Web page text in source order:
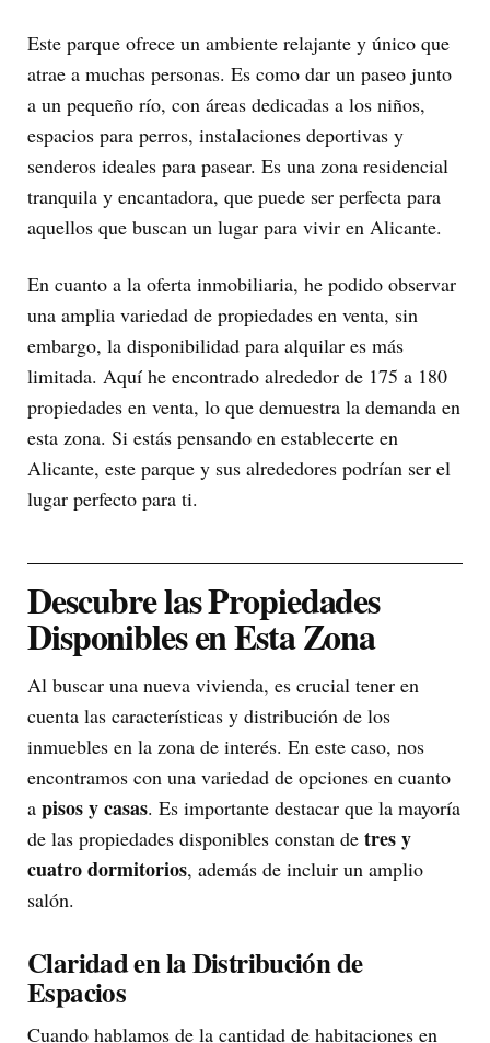
Este parque ofrece un ambiente relajante y único que
atrae a muchas personas. Es como dar un paseo junto
a un pequeño río, con áreas dedicadas a los niños,
espacios para perros, instalaciones deportivas y
senderos ideales para pasear. Es una zona residencial
tranquila y encantadora, que puede ser perfecta para
aquellos que buscan un lugar para vivir en Alicante.
En cuanto a la oferta inmobiliaria, he podido observar
una amplia variedad de propiedades en venta, sin
embargo, la disponibilidad para alquilar es más
limitada. Aquí he encontrado alrededor de 175 a 180
propiedades en venta, lo que demuestra la demanda en
esta zona. Si estás pensando en establecerte en
Alicante, este parque y sus alrededores podrían ser el
lugar perfecto para ti.
Descubre las Propiedades
Disponibles en Esta Zona
Al buscar una nueva vivienda, es crucial tener en
cuenta las características y distribución de los
inmuebles en la zona de interés. En este caso, nos
encontramos con una variedad de opciones en cuanto
a pisos y casas. Es importante destacar que la mayoría
de las propiedades disponibles constan de tres y
cuatro dormitorios, además de incluir un amplio
salón.
Claridad en la Distribución de
Espacios
Cuando hablamos de la cantidad de habitaciones en